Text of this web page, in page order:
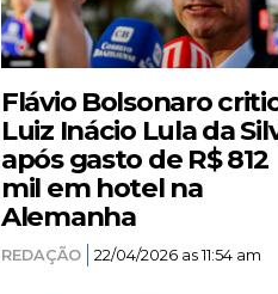
Flávio Bolsonaro
Luiz Inácio Lula da
após gasto de R$ 812
mil em hotel na
Alemanha
REDAÇÃO 22/04/2026 as 11:54 am